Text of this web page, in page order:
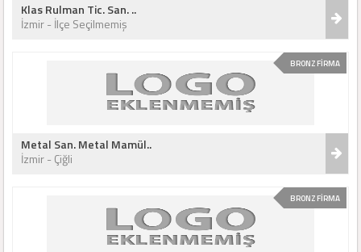
Klas Rulman Tic. San. ..
İzmir - İlçe Seçilmemiş
BRONZ FİRMA
Metal San. Metal Mamül..
İzmir - Çiğli
BRONZ FİRMA